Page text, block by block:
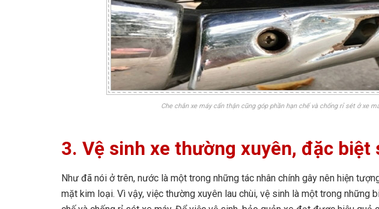
Che chắn xe máy cẩn thận cũng góp phần hạn chế và chống rỉ sét ở xe
3. Vệ sinh xe thường xuyên, đặc biệt
Như đã nói ở trên, nước là một trong những tác nhân chính gây nên hiện
mặt kim loại. Vì vậy, việc thường xuyên lau chùi, vệ sinh là một trong những